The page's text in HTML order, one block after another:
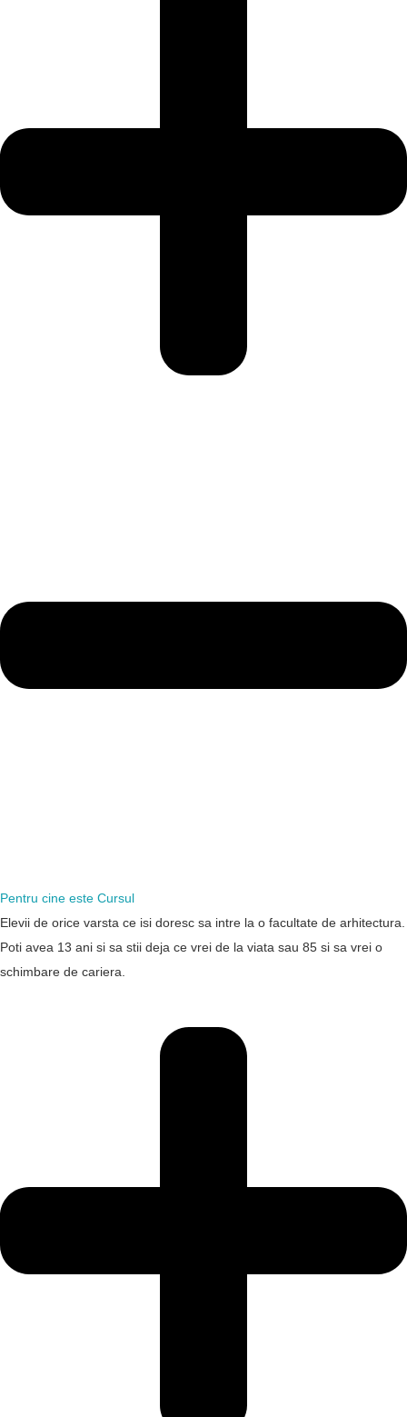
Pentru cine este Cursul
Elevii de orice varsta ce isi doresc sa intre la o facultate de arhitectura.
Poti avea 13 ani si sa stii deja ce vrei de la viata sau 85 si sa vrei o
schimbare de cariera.